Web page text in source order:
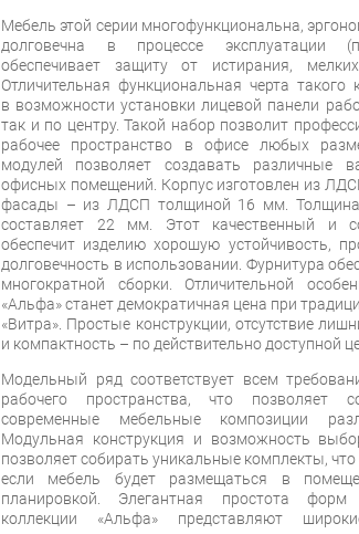
Мебель этой серии многофункциональна,
долговечна в процессе эксплуатации
обеспечивает защиту от истирания,
Отличительная функциональная черта такого
в возможности установки лицевой панели
так и по центру. Такой набор позволит
рабочее пространство в офисе любых
модулей позволяет создавать различные
офисных помещений. Корпус изготовлен из
фасады – из ЛДСП толщиной 16 мм.
составляет 22 мм. Этот качественный и
обеспечит изделию хорошую устойчивость,
долговечность в использовании. Фурнитура
многократной сборки. Отличительной
«Альфа» станет демократичная цена при
«Витра». Простые конструкции, отсутствие
и компактность – по действительно доступной
Модельный ряд соответствует всем
рабочего пространства, что позволяет
современные мебельные композиции
Модульная конструкция и возможность
позволяет собирать уникальные комплекты,
если мебель будет размещаться в
планировкой. Элегантная простота форм
коллекции «Альфа» представляют